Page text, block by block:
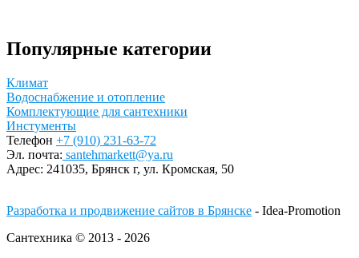
Популярные категории
Климат
Водоснабжение и отопление
Комплектующие для сантехники
Инстументы
Телефон +7 (910) 231-63-72
Эл. почта: santehmarkett@ya.ru
Адрес: 241035, Брянск г, ул. Кромская, 50
Разработка и продвижение сайтов в Брянске - Idea-Promotion
Сантехника © 2013 - 2026